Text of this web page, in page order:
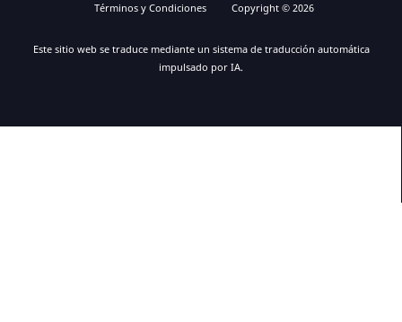
Términos y Condiciones Copyright © 2026
Este sitio web se traduce mediante un sistema de traducción automática
impulsado por IA.